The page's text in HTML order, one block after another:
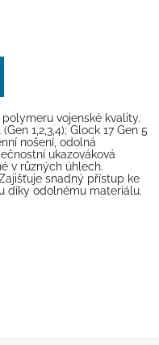
vojenské kvality.
1,2,3,4); Glock 17 Gen 5
nošení, odolná
ukazováková
v různých úhlech.
snadný přístup ke
díky odolnému materiálu.